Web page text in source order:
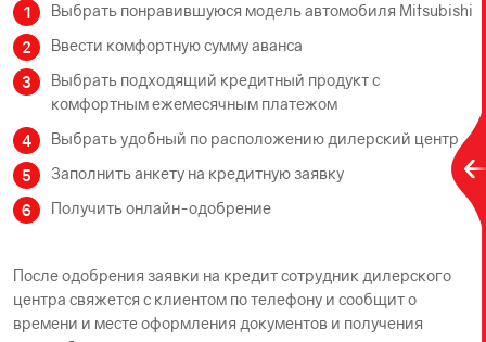
Выбрать понравившуюся модель автомобиля Mitsubishi
Ввести комфортную сумму аванса
Выбрать подходящий кредитный продукт с
комфортным ежемесячным платежом
Выбрать удобный по расположению дилерский центр
Заполнить анкету на кредитную заявку
Получить онлайн-одобрение
После одобрения заявки на кредит сотрудник дилерского
центра свяжется с клиентом по телефону и сообщит о
времени и месте оформления документов и получения